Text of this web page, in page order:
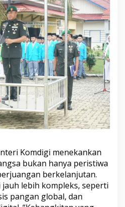
Komdigi menekankan
bukan hanya peristiwa
berkelanjutan.
lebih kompleks, seperti
pangan global, dan